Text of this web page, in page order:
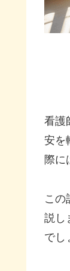
看護
安を
際に
この
説し
でし